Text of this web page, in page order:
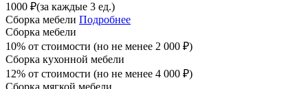
1000 ₽(за каждые 3 ед.)
Сборка мебели Подробнее
Сборка мебели
10% от стоимости (но не менее 2 000 ₽)
Сборка кухонной мебели
12% от стоимости (но не менее 4 000 ₽)